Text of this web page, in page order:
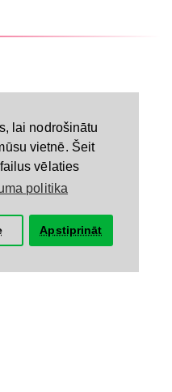
lai nodrošinātu
vietnē. Šeit
vēlaties
politika
Apstiprināt